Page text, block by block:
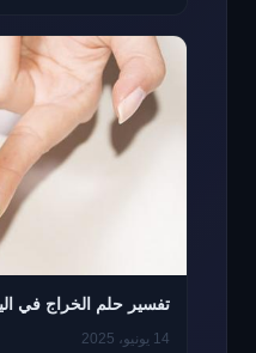
تفسير حلم الخراج في
14 يونيو، 2025